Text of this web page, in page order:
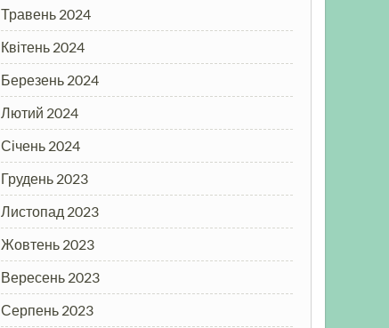
Травень 2024
Квітень 2024
Березень 2024
Лютий 2024
Січень 2024
Грудень 2023
Листопад 2023
Жовтень 2023
Вересень 2023
Серпень 2023